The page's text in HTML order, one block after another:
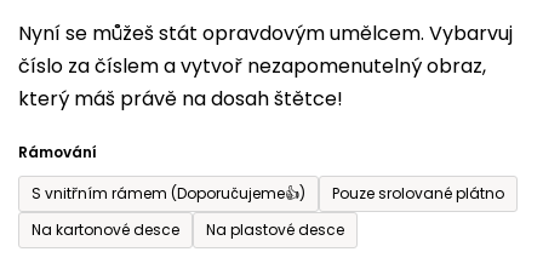
Nyní se můžeš stát opravdovým umělcem. Vybarvuj
číslo za číslem a vytvoř nezapomenutelný obraz,
který máš právě na dosah štětce!
Rámování
S vnitřním rámem (Doporučujeme👍)
Pouze srolované plátno
Na kartonové desce
Na plastové desce
produktu
je
0,0
5
hvězdiček.